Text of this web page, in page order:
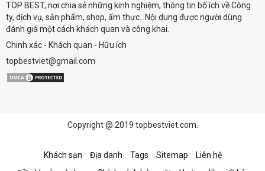
TOP BEST, nơi chia sẻ những kinh nghiệm, thông tin bổ ích về Công
ty, dịch vụ, sản phẩm, shop, ẩm thực...Nội dung được người dùng
đánh giá một cách khách quan và công khai.
Chinh xác - Khách quan - Hữu ích
topbestviet@gmail.com
Copyright @ 2019 topbestviet.com.
Khách sạn Địa danh Tags Sitemap
Liên hệ